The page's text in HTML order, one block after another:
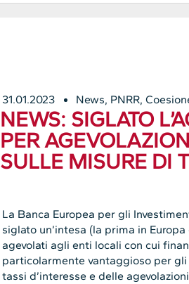
31.01.2023 News, PNRR,
NEWS: SIGLATO
PER
SULLE MISURE DI
La Banca Europea per gli
siglato un’intesa (la prima in
agevolati agli enti locali con cui
particolarmente vantaggioso per
tassi d’interesse e delle